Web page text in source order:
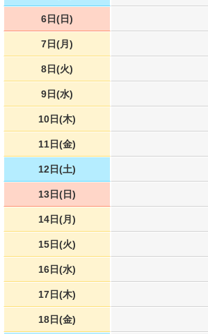
6日(日)
7日(月)
8日(火)
9日(水)
10日(木)
11日(金)
12日(土)
13日(日)
14日(月)
15日(火)
16日(水)
17日(木)
18日(金)